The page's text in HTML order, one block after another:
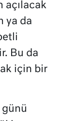
açılacak
ya da
Bu da
için bir
günü